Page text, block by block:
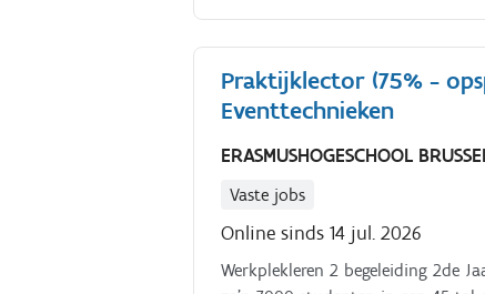
Praktijklector (75% -
Eventtechnieken
ERASMUSHOGESCHOOL
Vaste jobs
Online sinds 14 jul. 2026
Werkplekleren 2 begeleiding 2de